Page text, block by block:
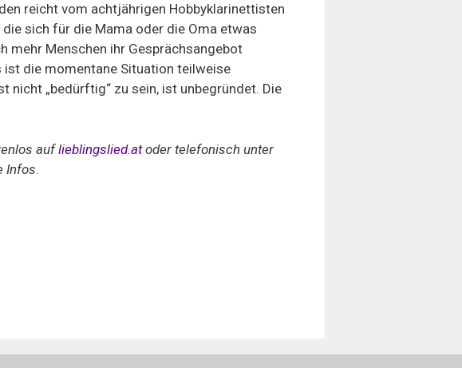
reicht vom achtjährigen Hobbyklarinettisten
sich für die Mama oder die Oma etwas
mehr Menschen ihr Gesprächsangebot
ist die momentane Situation teilweise
nicht „bedürftig“ zu sein, ist unbegründet. Die
auflieblingslied.atoder telefonisch unter
Infos.